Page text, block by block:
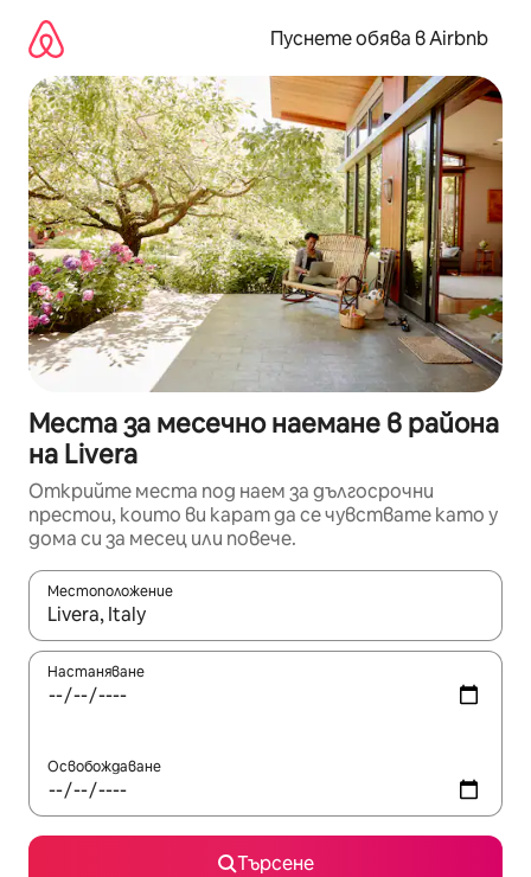
съдържанието
Пуснете обява в Airbnb
Места за месечно наемане в района
на Livera
Открийте места под наем за дългосрочни
престои, които ви карат да се чувствате като у
дома си за месец или повече.
Местоположение
Когато резултатите се покажат, използвайте
Настаняване
Освобождаване
Търсене